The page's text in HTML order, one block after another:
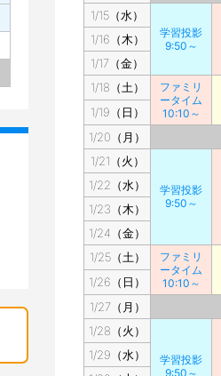
1/15（水）
学習投影
9:50～
1/16（木）
1/17（金）
1/18（土）
ファミリ
ータイム
10:10～
1/19（日）
1/20（月）
1/21（火）
学習投影
9:50～
1/22（水）
1/23（木）
1/24（金）
1/25（土）
ファミリ
ータイム
10:10～
1/26（日）
1/27（月）
1/28（火）
学習投影
9:50～
1/29（水）